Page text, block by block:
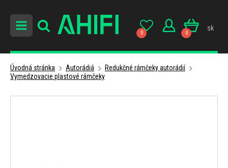
0 0
sk
Úvodná stránka Autorádiá
Redukčné rámčeky autorádií
Vymedzovacie plastové rámčeky